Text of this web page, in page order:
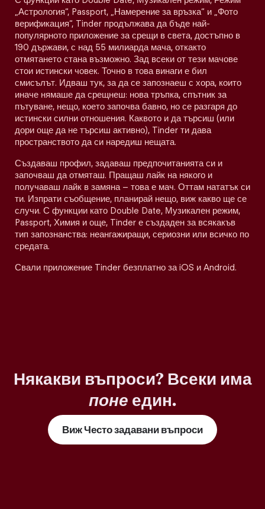
„Астрология“, Passport, „Намерение за връзка“ и „Фото
верификация“, Tinder продължава да бъде най-
популярното приложение за срещи в света, достъпно в
190 държави, с над 55 милиарда мача, откакто
отмятането стана възможно. Зад всеки от тези мачове
стои истински човек. Точно в това винаги е бил
смисълът. Идваш тук, за да се запознаеш с хора, които
иначе нямаше да срещнеш: нова тръпка, спътник за
пътуване, нещо, което започва бавно, но се разгаря до
истински силни отношения. Каквото и да търсиш (или
дори още да не търсиш активно), Tinder ти дава
пространството да си наредиш нещата.
Създаваш профил, задаваш предпочитанията си и
започваш да отмяташ. Пращаш лайк на някого и
получаваш лайк в замяна – това е мач. Оттам нататък си
ти. Изпрати съобщение, планирай нещо, виж какво ще се
случи. С функции като Double Date, Музикален режим,
Passport, Химия и още, Tinder е създаден за всякакъв
тип запознанства: неангажиращи, сериозни или всичко по
средата.
Свали приложение Tinder безплатно за iOS и Android.
Някакви въпроси? Всеки има
поне един.
Виж Често задавани въпроси